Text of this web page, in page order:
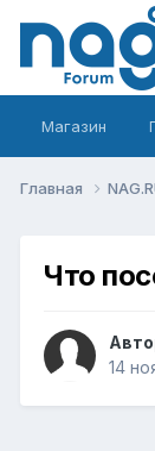
Магазин
Главная
Что
14